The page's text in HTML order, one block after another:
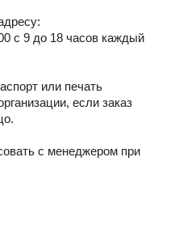
с 9 до 18 часов каждый
или печать
если заказ
с менеджером при